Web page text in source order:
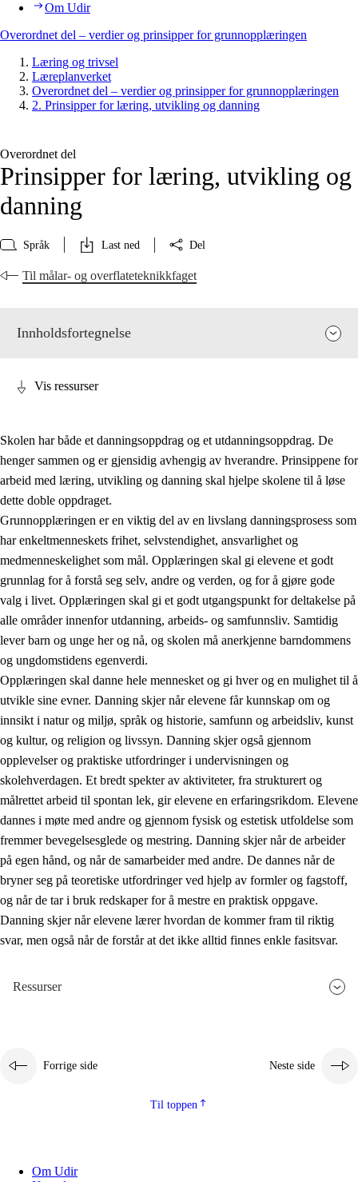
Om Udir
Overordnet del – verdier og prinsipper for grunnopplæringen
Læring og trivsel
Læreplanverket
Overordnet del – verdier og prinsipper for grunnopplæringen
2. Prinsipper for læring, utvikling og danning
Overordnet del
Prinsipper for læring, utvikling og
danning
Språk Last ned Del
Til målar- og overflateteknikkfaget
Innholdsfortegnelse
2. Prinsipper for læring, utvikling og danning
2.1 Sosial læring og utvikling
2.2 Kompetanse i fagene
2.3 Grunnleggende ferdigheter
2.4 Å lære å lære
Tverrfaglige temaer
Vis ressurser
Skolen har både et danningsoppdrag og et utdanningsoppdrag. De
henger sammen og er gjensidig avhengig av hverandre. Prinsippene for
arbeid med læring, utvikling og danning skal hjelpe skolene til å løse
dette doble oppdraget.
Grunnopplæringen er en viktig del av en livslang danningsprosess som
har enkeltmenneskets frihet, selvstendighet, ansvarlighet og
medmenneskelighet som mål. Opplæringen skal gi elevene et godt
grunnlag for å forstå seg selv, andre og verden, og for å gjøre gode
valg i livet. Opplæringen skal gi et godt utgangspunkt for deltakelse på
alle områder innenfor utdanning, arbeids- og samfunnsliv. Samtidig
lever barn og unge her og nå, og skolen må anerkjenne barndommens
og ungdomstidens egenverdi.
Opplæringen skal danne hele mennesket og gi hver og en mulighet til å
utvikle sine evner. Danning skjer når elevene får kunnskap om og
innsikt i natur og miljø, språk og historie, samfunn og arbeidsliv, kunst
og kultur, og religion og livssyn. Danning skjer også gjennom
opplevelser og praktiske utfordringer i undervisningen og
skolehverdagen. Et bredt spekter av aktiviteter, fra strukturert og
målrettet arbeid til spontan lek, gir elevene en erfaringsrikdom. Elevene
dannes i møte med andre og gjennom fysisk og estetisk utfoldelse som
fremmer bevegelsesglede og mestring. Danning skjer når de arbeider
på egen hånd, og når de samarbeider med andre. De dannes når de
bryner seg på teoretiske utfordringer ved hjelp av formler og fagstoff,
og når de tar i bruk redskaper for å mestre en praktisk oppgave.
Danning skjer når elevene lærer hvordan de kommer fram til riktig
svar, men også når de forstår at det ikke alltid finnes enkle fasitsvar.
Ressurser
Forrige side Neste side
Til toppen
Om Udir